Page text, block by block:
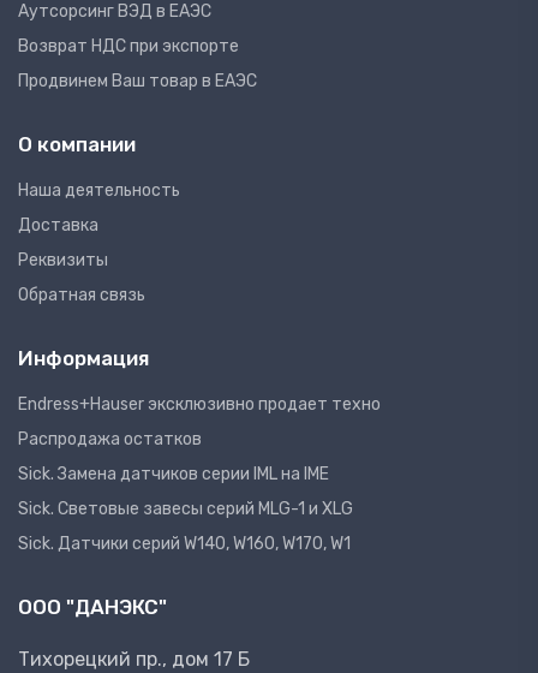
Аутсорсинг ВЭД в ЕАЭС
Возврат НДС при экспорте
Продвинем Ваш товар в ЕАЭС
О компании
Наша деятельность
Доставка
Реквизиты
Обратная связь
Информация
Endress+Hauser эксклюзивно продает техно
Распродажа остатков
Sick. Замена датчиков серии IML на IME
Sick. Световые завесы серий MLG-1 и XLG
Sick. Датчики серий W140, W160, W170, W1
ООО "ДАНЭКС"
Тихорецкий пр., дом 17 Б